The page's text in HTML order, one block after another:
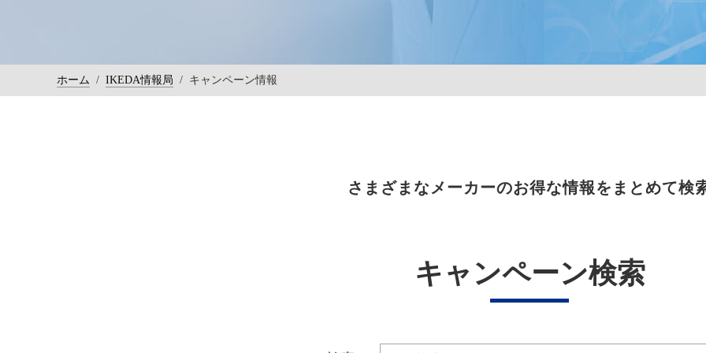
ホーム / IKEDA情報局 / キャンペーン情報
さまざまなメーカーのお得な情報をまとめて検
キャンペーン検索